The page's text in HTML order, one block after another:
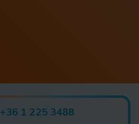
+36 1 225 3488